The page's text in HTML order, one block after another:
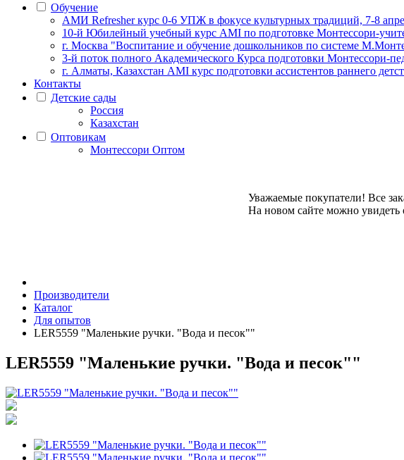
Обучение
АМИ Refresher курс 0-6 УПЖ в фокусе культурных традиций, 7-8
10-й Юбилейный учебный курс AMI по подготовке Монтессори-
г. Москва "Воспитание и обучение дошкольников по системе
3-й поток полного Академического Курса подготовки Монтессори-
г. Алматы, Казахстан AMI курс подготовки ассистентов раннего
Контакты
Детские сады
Россия
Казахстан
Оптовикам
Монтессори Оптом
Уважаемые покупатели! Все
На новом сайте можно увидеть
Производители
Каталог
Для опытов
LER5559 "Маленькие ручки. "Вода и песок""
LER5559 "Маленькие ручки. "Вода и песок""